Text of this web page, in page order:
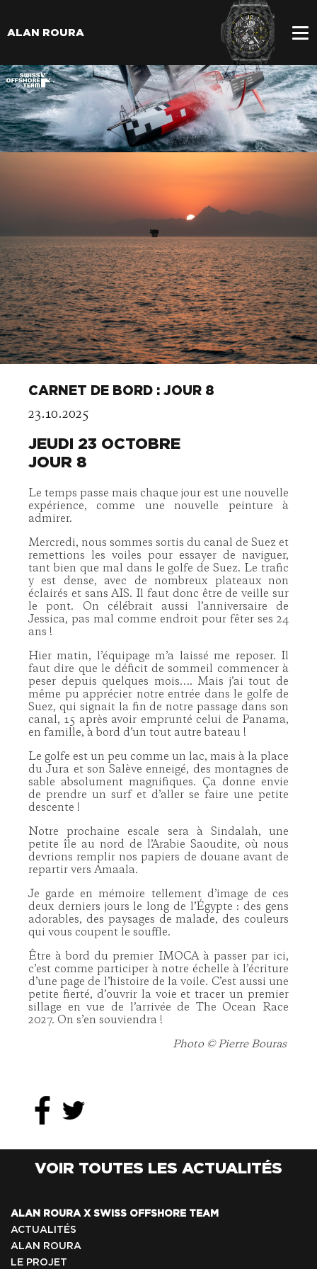
ALAN ROURA
CARNET DE BORD : JOUR 8
23.10.2025
JEUDI 23 OCTOBRE
JOUR 8
Le temps passe mais chaque jour est une nouvelle
expérience, comme une nouvelle peinture à
admirer.
Mercredi, nous sommes sortis du canal de Suez et
remettions les voiles pour essayer de naviguer,
tant bien que mal dans le golfe de Suez. Le trafic
y est dense, avec de nombreux plateaux non
éclairés et sans AIS. Il faut donc être de veille sur
le pont. On célébrait aussi l’anniversaire de
Jessica, pas mal comme endroit pour fêter ses 24
ans !
Hier matin, l’équipage m’a laissé me reposer. Il
faut dire que le déficit de sommeil commencer à
peser depuis quelques mois…. Mais j’ai tout de
même pu apprécier notre entrée dans le golfe de
Suez, qui signait la fin de notre passage dans son
canal, 15 après avoir emprunté celui de Panama,
en famille, à bord d’un tout autre bateau !
Le golfe est un peu comme un lac, mais à la place
du Jura et son Salève enneigé, des montagnes de
sable absolument magnifiques. Ça donne envie
de prendre un surf et d’aller se faire une petite
descente !
Notre prochaine escale sera à Sindalah, une
petite île au nord de l’Arabie Saoudite, où nous
devrions remplir nos papiers de douane avant de
repartir vers Amaala.
Je garde en mémoire tellement d’image de ces
deux derniers jours le long de l’Égypte : des gens
adorables, des paysages de malade, des couleurs
qui vous coupent le souffle.
Être à bord du premier IMOCA à passer par ici,
c’est comme participer à notre échelle à l’écriture
d’une page de l’histoire de la voile. C’est aussi une
petite fierté, d’ouvrir la voie et tracer un premier
sillage en vue de l’arrivée de The Ocean Race
2027. On s’en souviendra !
Photo © Pierre Bouras
VOIR TOUTES LES ACTUALITÉS
ALAN ROURA X SWISS OFFSHORE TEAM
ACTUALITÉS
ALAN ROURA
LE PROJET